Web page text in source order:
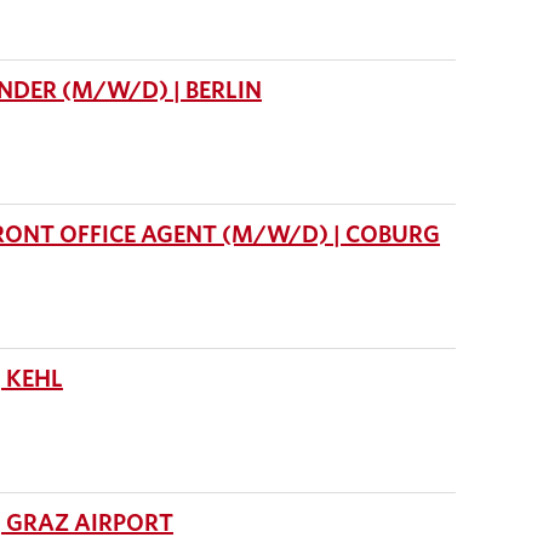
(M/W/D) | BERLIN
OFFICE AGENT (M/W/D) | COBURG
AIRPORT